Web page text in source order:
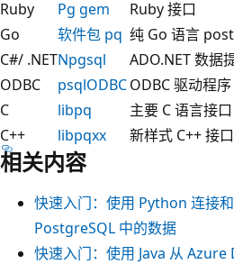
Ruby
Pg gem Ruby 接口
Go
软件包 pq 纯 Go 语言
C#/ .NETNpgsql ADO.NET 数据
ODBC
psqlODBCODBC 驱动程序
C
libpq 主要 C 语言接口
C++
libpqxx 新样式 C++ 接口
相关内容
快速入门：使用 Python 连接
PostgreSQL 中的数据
快速入门：使用 Java 从